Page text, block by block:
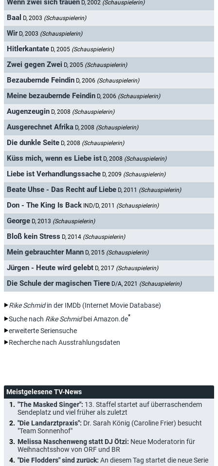
Wenn zwei sich trauen D, 2002 (Schauspielerin)
Baal D, 2003 (Schauspielerin)
Wir D, 2003 (Schauspielerin)
Hitlerkantate D, 2005 (Schauspielerin)
Zwei gegen Zwei D, 2005 (Schauspielerin)
Bezaubernde Feindin D, 2006 (Schauspielerin)
Meine bezaubernde Feindin D, 2006 (Schauspielerin)
Augenzeugin D, 2008 (Schauspielerin)
Ausgerechnet Afrika D, 2008 (Schauspielerin)
Die dunkle Seite D, 2008 (Schauspielerin)
Küss mich, wenn es Liebe ist D, 2008 (Schauspielerin)
Liebe ist Verhandlungssache D, 2009 (Schauspielerin)
Beate Uhse - Das Recht auf Liebe D, 2011 (Schauspielerin)
Don - The King Is Back IND/D, 2011 (Schauspielerin)
George D, 2013 (Schauspielerin)
Bloß kein Stress D, 2014 (Schauspielerin)
Mein gebrauchter Mann D, 2015 (Schauspielerin)
Jürgen - Heute wird gelebt D, 2017 (Schauspielerin)
Die Schule der magischen Tiere D/A, 2021 (Schauspielerin)
Rike Schmidin der IMDb (Internet Movie Database)
Suche nach Rike Schmidbei Amazon.de*
erweiterte Seriensuche
Recherche nach Ausstrahlungsdaten
Meistgelesene TV-News
"The Masked Singer": 13. Staffel startet auf überraschendem
Sendeplatz und viel früher als zuletzt
"Die Landarztpraxis": Dr. Sarah König (Caroline Frier) besucht
"Team Sonnenhof"
Melissa Naschenweng statt DJ Ötzi: Neue Moderatorin für
Weihnachtsshow von ORF und BR
"Die Flodders" sind zurück: An diesem Tag startet die neue Serie